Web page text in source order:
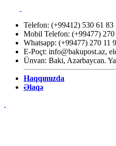
Telefon: (+99412) 530 61 83
Mobil Telefon: (+99477) 270
Whatsapp: (+99477) 270 11
E-Poçt: info@bakupost.az,
Ünvan: Baki, Azərbaycan.
Haqqımızda
Əlaqə